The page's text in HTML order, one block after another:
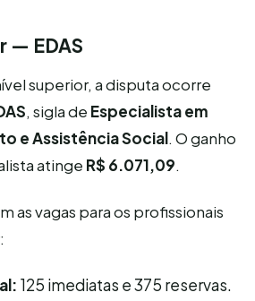
— EDAS
superior, a disputa ocorre
, sigla de Especialista em
e Assistência Social. O ganho
atinge R$ 6.071,09.
as vagas para os profissionais
125 imediatas e 375 reservas.